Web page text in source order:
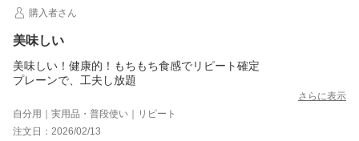
購入者さん
美味しい
美味しい！健康的！もちもち食感でリピート確定
プレーンで、工夫し放題
さらに表示
自分用｜実用品・普段使い｜リピート
注文日：2026/02/13